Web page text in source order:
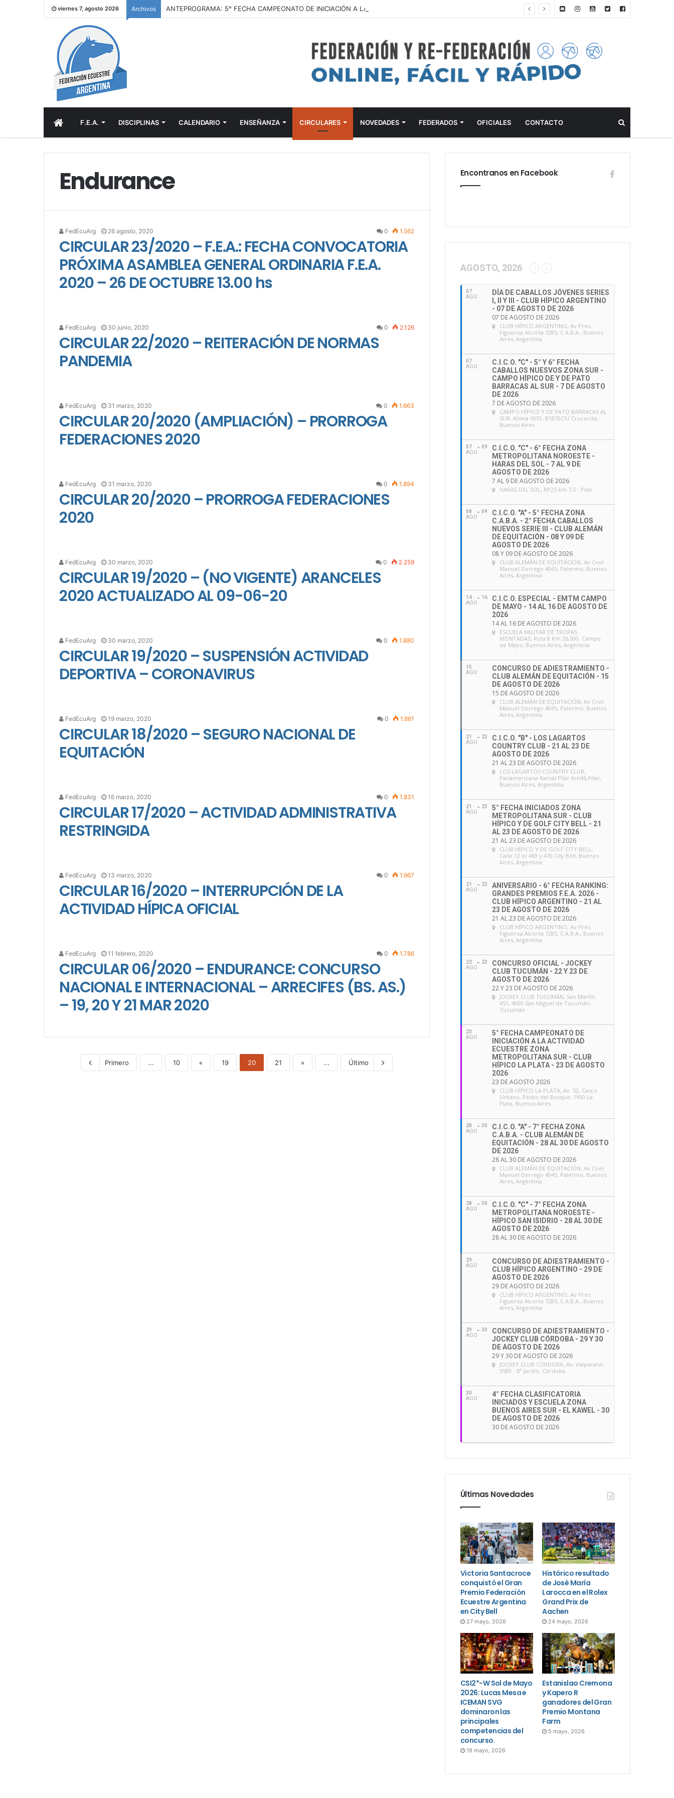
viernes 7, agosto 2026 Archivos
INICIOF.E.A. DISCIPLINAS CALENDARIO ENSEÑANZA CIRCULARES NOVEDADES FEDERADOS OFICIALES CONTACTO
Endurance
FedEcuArg 26 agosto, 2020 0 1.562
CIRCULAR 23/2020 – F.E.A.: FECHA CONVOCATORIA
PRÓXIMA ASAMBLEA GENERAL ORDINARIA F.E.A.
2020 – 26 DE OCTUBRE 13.00 hs
FedEcuArg 30 junio, 2020 0 2.126
CIRCULAR 22/2020 – REITERACIÓN DE NORMAS
PANDEMIA
FedEcuArg 31 marzo, 2020 0 1.663
CIRCULAR 20/2020 (AMPLIACIÓN) – PRORROGA
FEDERACIONES 2020
FedEcuArg 31 marzo, 2020 0 1.894
CIRCULAR 20/2020 – PRORROGA FEDERACIONES
2020
FedEcuArg 30 marzo, 2020 0 2.259
CIRCULAR 19/2020 – (NO VIGENTE) ARANCELES
2020 ACTUALIZADO AL 09-06-20
FedEcuArg 30 marzo, 2020 0 1.880
CIRCULAR 19/2020 – SUSPENSIÓN ACTIVIDAD
DEPORTIVA – CORONAVIRUS
FedEcuArg 19 marzo, 2020 0 1.861
CIRCULAR 18/2020 – SEGURO NACIONAL DE
EQUITACIÓN
FedEcuArg 16 marzo, 2020 0 1.831
CIRCULAR 17/2020 – ACTIVIDAD ADMINISTRATIVA
RESTRINGIDA
FedEcuArg 13 marzo, 2020 0 1.967
CIRCULAR 16/2020 – INTERRUPCIÓN DE LA
ACTIVIDAD HÍPICA OFICIAL
FedEcuArg 11 febrero, 2020 0 1.786
CIRCULAR 06/2020 – ENDURANCE: CONCURSO
NACIONAL E INTERNACIONAL – ARRECIFES (BS. AS.)
– 19, 20 Y 21 MAR 2020
Primero ... 10 « 19 20 21 » ... Último
Encontranos en Facebook
AGOSTO, 2026
07
AGO
DÍA DE CABALLOS JÓVENES SERIES
I, II Y III - CLUB HÍPICO ARGENTINO
- 07 DE AGOSTO DE 2026
07 DE AGOSTO DE 2026
CLUB HÍPICO ARGENTINO, Av Pres.
Figueroa Alcorta 7285, C.A.B.A., Buenos
Aires, Argentina
07
AGO
C.I.C.O. "C" - 5° Y 6° FECHA
CABALLOS NUESVOS ZONA SUR -
CAMPO HÍPICO DE Y DE PATO
BARRACAS AL SUR - 7 DE AGOSTO
DE 2026
7 DE AGOSTO DE 2026
CAMPO HÍPICO Y DE PATO BARRACAS AL
SUR, Alsina 1051, B1870CIU Crucecita,
Buenos Aires
07
AGO
09
C.I.C.O. "C" - 6° FECHA ZONA
METROPOLITANA NOROESTE -
HARAS DEL SOL - 7 AL 9 DE
AGOSTO DE 2026
7 AL 9 DE AGOSTO DE 2026
HARAS DEL SOL, RP25 km 7,5 - Pilar
08
AGO
09
C.I.C.O. "A" - 5° FECHA ZONA
C.A.B.A. - 2° FECHA CABALLOS
NUEVOS SERIE III - CLUB ALEMÁN
DE EQUITACIÓN - 08 Y 09 DE
AGOSTO DE 2026
08 Y 09 DE AGOSTO DE 2026
CLUB ALEMÁN DE EQUITACIÓN, Av Cnel
Manuel Dorrego 4045, Palermo, Buenos
Aires, Argentina
14
AGO
16
C.I.C.O. ESPECIAL - EMTM CAMPO
DE MAYO - 14 AL 16 DE AGOSTO DE
2026
14 AL 16 DE AGOSTO DE 2026
ESCUELA MILITAR DE TROPAS
MONTADAS, Ruta 8 Km 26,500, Campo
de Mayo, Buenos Aires, Argentina
15
AGO
CONCURSO DE ADIESTRAMIENTO -
CLUB ALEMÁN DE EQUITACIÓN - 15
DE AGOSTO DE 2026
15 DE AGOSTO DE 2026
CLUB ALEMÁN DE EQUITACIÓN, Av Cnel
Manuel Dorrego 4045, Palermo, Buenos
Aires, Argentina
21
AGO
23
C.I.C.O. "B" - LOS LAGARTOS
COUNTRY CLUB - 21 AL 23 DE
AGOSTO DE 2026
21 AL 23 DE AGOSTO DE 2026
LOS LAGARTOS COUNTRY CLUB,
Panamericana Ramal Pilar Km46,Pilar,
Buenos Aires, Argentina
21
AGO
23
5° FECHA INICIADOS ZONA
METROPOLITANA SUR - CLUB
HÍPICO Y DE GOLF CITY BELL - 21
AL 23 DE AGOSTO DE 2026
21 AL 23 DE AGOSTO DE 2026
CLUB HÍPICO Y DE GOLF CITY BELL,
Calle 12 e/ 469 y 470 City Bell, Buenos
Aires, Argentina
21
AGO
23
ANIVERSARIO - 6° FECHA RANKING:
GRANDES PREMIOS F.E.A. 2026 -
CLUB HÍPICO ARGENTINO - 21 AL
23 DE AGOSTO DE 2026
21 AL 23 DE AGOSTO DE 2026
CLUB HÍPICO ARGENTINO, Av Pres.
Figueroa Alcorta 7285, C.A.B.A., Buenos
Aires, Argentina
22
AGO
23
CONCURSO OFICIAL - JOCKEY
CLUB TUCUMÁN - 22 Y 23 DE
AGOSTO DE 2026
22 Y 23 DE AGOSTO DE 2026
JOCKEY CLUB TUCUMÁN, San Martín
451, 4000 San Miguel de Tucumán,
Tucumán
23
AGO
5° FECHA CAMPEONATO DE
INICIACIÓN A LA ACTIVIDAD
ECUESTRE ZONA
METROPOLITANA SUR - CLUB
HÍPICO LA PLATA - 23 DE AGOSTO
2026
23 DE AGOSTO 2026
CLUB HÍPICO LA PLATA, Av. 52, Casco
Urbano, Paseo del Bosque, 1900 La
Plata, Buenos Aires
28
AGO
30
C.I.C.O. "A" - 7° FECHA ZONA
C.A.B.A. - CLUB ALEMÁN DE
EQUITACIÓN - 28 AL 30 DE AGOSTO
DE 2026
28 AL 30 DE AGOSTO DE 2026
CLUB ALEMÁN DE EQUITACIÓN, Av Cnel
Manuel Dorrego 4045, Palermo, Buenos
Aires, Argentina
28
AGO
30
C.I.C.O. "C" - 7° FECHA ZONA
METROPOLITANA NOROESTE -
HÍPICO SAN ISIDRIO - 28 AL 30 DE
AGOSTO DE 2026
28 AL 30 DE AGOSTO DE 2026
29
AGO
CONCURSO DE ADIESTRAMIENTO -
CLUB HÍPICO ARGENTINO - 29 DE
AGOSTO DE 2026
29 DE AGOSTO DE 2026
CLUB HÍPICO ARGENTINO, Av Pres.
Figueroa Alcorta 7285, C.A.B.A., Buenos
Aires, Argentina
29
AGO
30
CONCURSO DE ADIESTRAMIENTO -
JOCKEY CLUB CÓRDOBA - 29 Y 30
DE AGOSTO DE 2026
29 Y 30 DE AGOSTO DE 2026
JOCKEY CLUB CÓRDOBA, Av. Valparaíso
3589 - Bº Jardín, Córdoba.
30
AGO
4° FECHA CLASIFICATORIA
INICIADOS Y ESCUELA ZONA
BUENOS AIRES SUR - EL KAWEL - 30
DE AGOSTO DE 2026
30 DE AGOSTO DE 2026
Últimas Novedades
Victoria Santacroce
conquistó el Gran
Premio Federación
Ecuestre Argentina
en City Bell
27 mayo, 2026
Histórico resultado
de José María
Larocca en el Rolex
Grand Prix de
Aachen
24 mayo, 2026
CSI2*-W Sol de Mayo
2026: Lucas Mesa e
ICEMAN SVG
dominaron las
principales
competencias del
concurso.
19 mayo, 2026
Estanislao Cremona
y Kapero R
ganadores del Gran
Premio Montana
Farm
5 mayo, 2026